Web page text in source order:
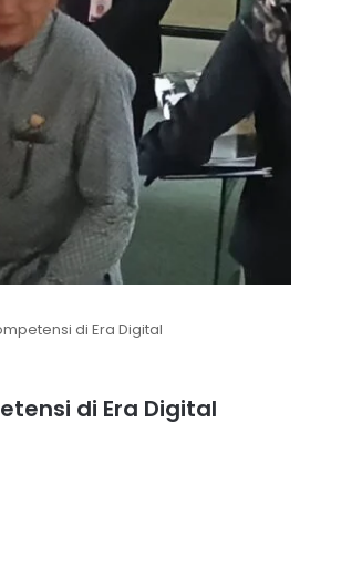
di Era Digital
di Era Digital